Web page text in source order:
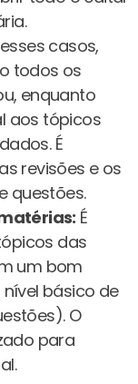
casos,
todos os
enquanto
aos tópicos
É
revisões e os
questões.
É
das
um bom
básico de
O
para